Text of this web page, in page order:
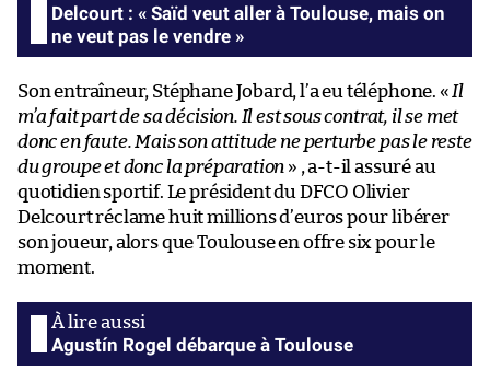
Delcourt : « Saïd veut aller à Toulouse, mais on
ne veut pas le vendre »
Son entraîneur, Stéphane Jobard, l’a eu téléphone. « Il
m’a fait part de sa décision. Il est sous contrat, il se met
donc en faute. Mais son attitude ne perturbe pas le reste
du groupe et donc la préparation » , a-t-il assuré au
quotidien sportif. Le président du DFCO Olivier
Delcourt réclame huit millions d’euros pour libérer
son joueur, alors que Toulouse en offre six pour le
moment.
Agustín Rogel débarque à Toulouse